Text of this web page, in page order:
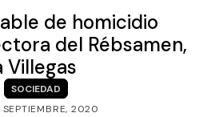
SECTION
VIDEOS
de homicidio
del Rébsamen,
Villegas
SOCIEDAD
SEPTIEMBRE, 2020